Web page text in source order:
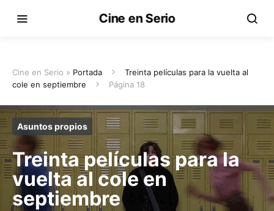
Cine en Serio
Cine en Serio » Portada
Treinta películas para la vuelta al
cole en septiembre
Página 18
Asuntos propios
Treinta películas para la
vuelta al cole en
septiembre